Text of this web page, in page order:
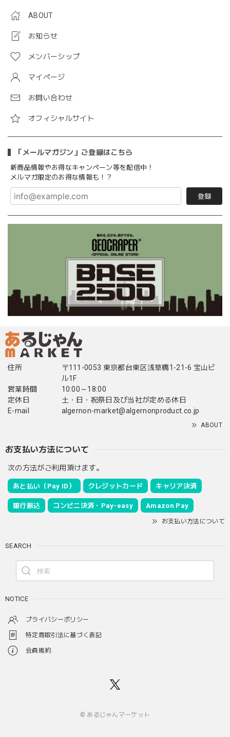
ABOUT
お知らせ
メンバーシップ
マイページ
お問い合わせ
オフィシャルサイト
「メールマガジン」ご登録はこちら
新商品情報やお得なキャンペーン等を配信中！
メルマガ限定のお得な情報も！？
登録
住所
〒111-0053 東京都台東区浅草橋1-21-6 宝山ビ
ル1F
営業時間
10:00～18:00
定休日
土・日・祝祭日及び当社が定める休日
E-mail
algernon-market@algernonproduct.co.jp
ABOUT
お支払い方法について
次の方法がご利用頂けます。
あと払い（Pay ID） クレジットカード キャリア決済
銀行振込 コンビニ決済・Pay-easy Amazon Pay
お支払い方法について
SEARCH
NOTICE
プライバシーポリシー
特定商取引法に基づく表記
会員規約
© あるじゃんマーケット